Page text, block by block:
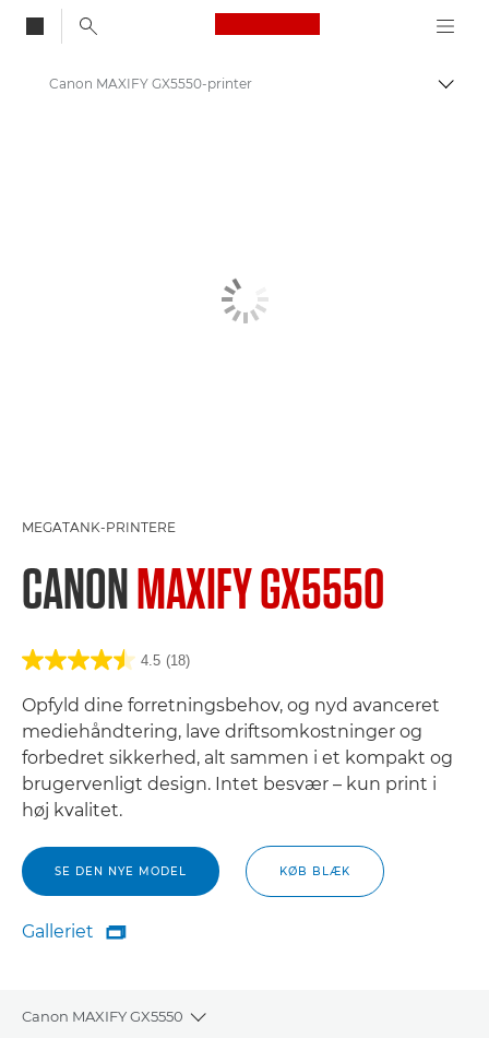
Canon Logo, back
Skift
Canon MAXIFY GX5550-printer
MEGATANK-PRINTERE
CANONMAXIFY GX5550
4.5 (18)
Opfyld dine forretningsbehov, og nyd avanceret
mediehåndtering, lave driftsomkostninger og
forbedret sikkerhed, alt sammen i et kompakt og
brugervenligt design. Intet besvær – kun print i
høj kvalitet.
SE DEN NYE MODEL KØB BLÆK
Galleriet
Galleriet

Canon MAXIFY GX5550
Toggle breadcrumbs